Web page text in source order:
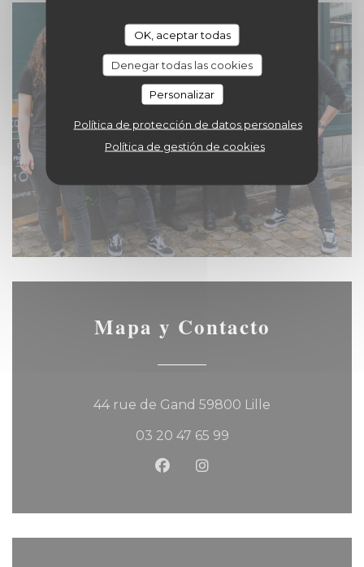
OK, aceptar todas
Denegar todas las cookies
Personalizar
Política de protección de datos personales
Política de gestión de cookies
Mapa y Contacto
44 rue de Gand 59800 Lille
03 20 47 65 99
Facebook ((abre en una
Instagram ((abre en